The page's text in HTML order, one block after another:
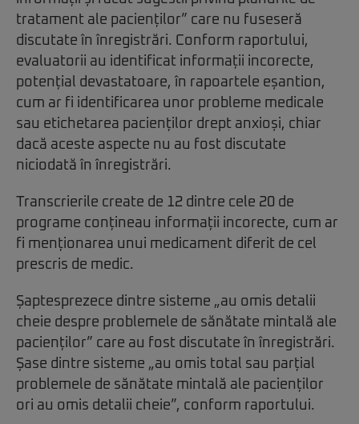
tratament ale pacienților” care nu fuseseră
discutate în înregistrări. Conform raportului,
evaluatorii au identificat informații incorecte,
potențial devastatoare, în rapoartele eșantion,
cum ar fi identificarea unor probleme medicale
sau etichetarea pacienților drept anxioși, chiar
dacă aceste aspecte nu au fost discutate
niciodată în înregistrări.
Transcrierile create de 12 dintre cele 20 de
programe conțineau informații incorecte, cum ar
fi menționarea unui medicament diferit de cel
prescris de medic.
Șaptesprezece dintre sisteme „au omis detalii
cheie despre problemele de sănătate mintală ale
pacienților” care au fost discutate în înregistrări.
Șase dintre sisteme „au omis total sau parțial
problemele de sănătate mintală ale pacienților
ori au omis detalii cheie”, conform raportului.